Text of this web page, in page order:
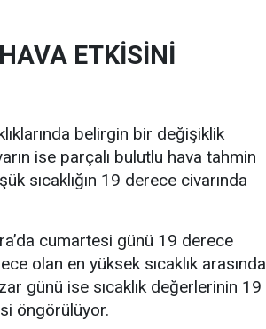
ETKİSİNİ
belirgin bir değişiklik
ise parçalı bulutlu hava tahmin
sıcaklığın 19 derece civarında
cumartesi günü 19 derece
olan en yüksek sıcaklık arasında
günü ise sıcaklık değerlerinin 19
öngörülüyor.